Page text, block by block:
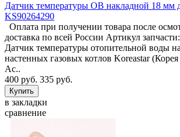
Датчик температуры ОВ накладной 18 мм
KS90264290
Оплата при получении товара после
доставка по всей России Артикул
Датчик температуры отопительной воды
настенных газовых котлов Koreastar
Ac..
400 руб. 335 руб.
в закладки
сравнение